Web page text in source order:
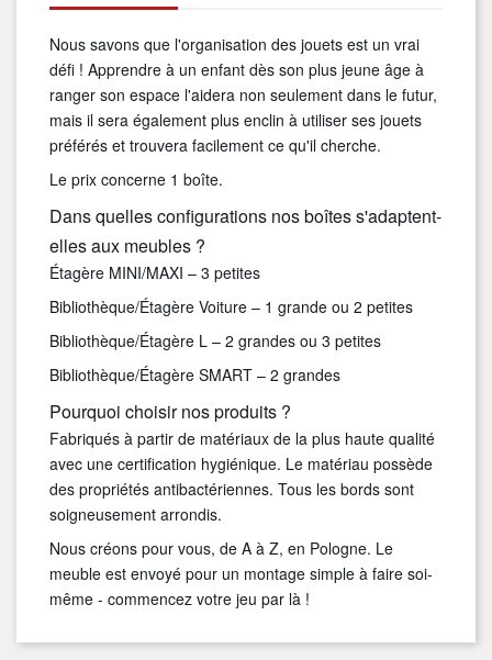
Nous savons que l'organisation des jouets est un vrai
défi ! Apprendre à un enfant dès son plus jeune âge à
ranger son espace l'aidera non seulement dans le futur,
mais il sera également plus enclin à utiliser ses jouets
préférés et trouvera facilement ce qu'il cherche.
Le prix concerne 1 boîte.
Dans quelles configurations nos boîtes s'adaptent-
elles aux meubles ?
Étagère MINI/MAXI – 3 petites
Bibliothèque/Étagère Voiture – 1 grande ou 2 petites
Bibliothèque/Étagère L – 2 grandes ou 3 petites
Bibliothèque/Étagère SMART – 2 grandes
Pourquoi choisir nos produits ?
Fabriqués à partir de matériaux de la plus haute qualité
avec une certification hygiénique. Le matériau possède
des propriétés antibactériennes. Tous les bords sont
soigneusement arrondis.
Nous créons pour vous, de A à Z, en Pologne. Le
meuble est envoyé pour un montage simple à faire soi-
même - commencez votre jeu par là !